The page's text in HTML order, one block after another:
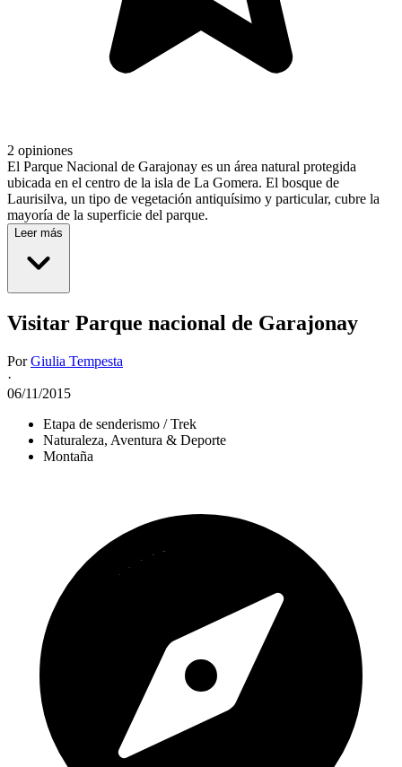
2 opiniones
El Parque Nacional de Garajonay es un área natural protegida
ubicada en el centro de la isla de La Gomera. El bosque de
Laurisilva, un tipo de vegetación antiquísimo y particular, cubre la
mayoría de la superficie del parque.
Leer más
Visitar Parque nacional de Garajonay
PorGiulia Tempesta
·
06/11/2015
Etapa de senderismo / Trek
Naturaleza, Aventura & Deporte
Montaña